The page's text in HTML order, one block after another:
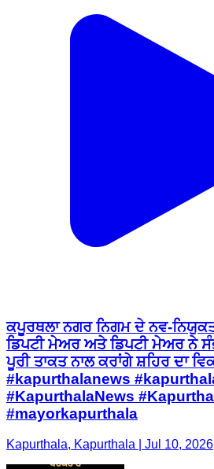
ਕਪੂਰਥਲਾ ਨਗਰ ਨਿਗਮ ਦੇ ਨਵ-
ਡਿਪਟੀ ਮੇਅਰ ਅਤੇ ਡਿਪਟੀ ਮੇਅਰ ਨੇ
ਪੂਰੀ ਤਾਕਤ ਨਾਲ ਕਰਾਂਗੇ ਸ਼ਹਿਰ ਦਾ
#kapurthalanews
#KapurthalaNews
#mayorkapurthala
Kapurthala, Kapurthala | Jul 10, 2026